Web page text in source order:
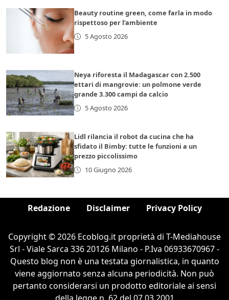
Beauty routine green, come farla in modo
rispettoso per l’ambiente
5 Agosto 2026
Neya riforesta il Madagascar con 2.500
ettari di mangrovie: un polmone verde
grande 3.300 campi da calcio
5 Agosto 2026
Lidl rilancia il robot da cucina che ha
sfidato il Bimby: tutte le funzioni a un
prezzo piccolissimo
10 Giugno 2026
Redazione Disclaimer Privacy Policy
Copyright © 2026 Ecoblog.it proprietà di T-Mediahouse
Srl - Viale Sarca 336 20126 Milano - P.Iva 06933670967 -
Questo blog non è una testata giornalistica, in quanto
viene aggiornato senza alcuna periodicità. Non può
pertanto considerarsi un prodotto editoriale ai sensi